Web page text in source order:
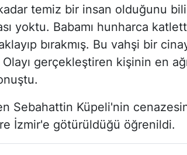
temiz bir insan olduğunu
yoktu. Babamı hunharca
bırakmış. Bu vahşi bir
Olayı gerçekleştiren kişinin en
Sebahattin Küpeli'nin
İzmir'e götürüldüğü öğrenildi.